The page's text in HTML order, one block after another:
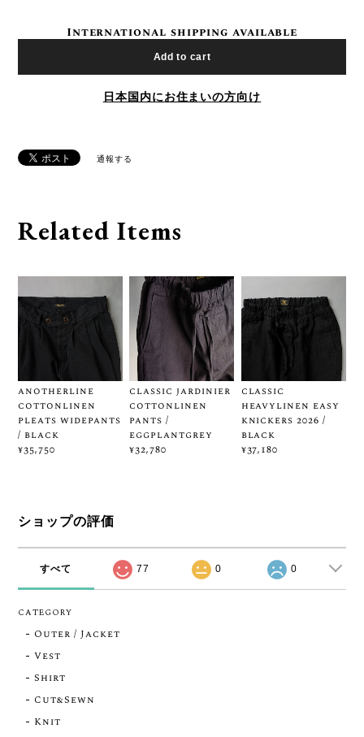
International shipping available
Add to cart
日本国内にお住まいの方向け
通報する
Related Items
anotherline
cottonlinen
pleats widepants
/ black
¥35,750
classic jardinier
cottonlinen
pants /
eggplantgrey
¥32,780
classic
heavylinen easy
knickers 2026 /
black
¥37,180
ショップの評価
すべて 77 0 0
CATEGORY
Outer / Jacket
Vest
Shirt
Cut&Sewn
Knit